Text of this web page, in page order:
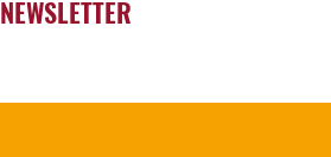
NEWSLETTER